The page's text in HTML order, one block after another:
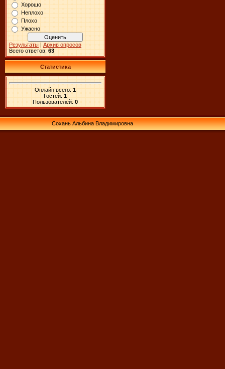
Хорошо
Неплохо
Плохо
Ужасно
Результаты | Архив опросов
Всего ответов: 63
Статистика
Онлайн всего: 1
Гостей: 1
Пользователей: 0
Сохань Альбина Владимировна